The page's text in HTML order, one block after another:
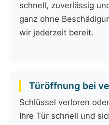
schnell, zuverlässig
ganz ohne
wir jederzeit bereit.
Türöffnung bei
Schlüssel verloren
Ihre Tür schnell und